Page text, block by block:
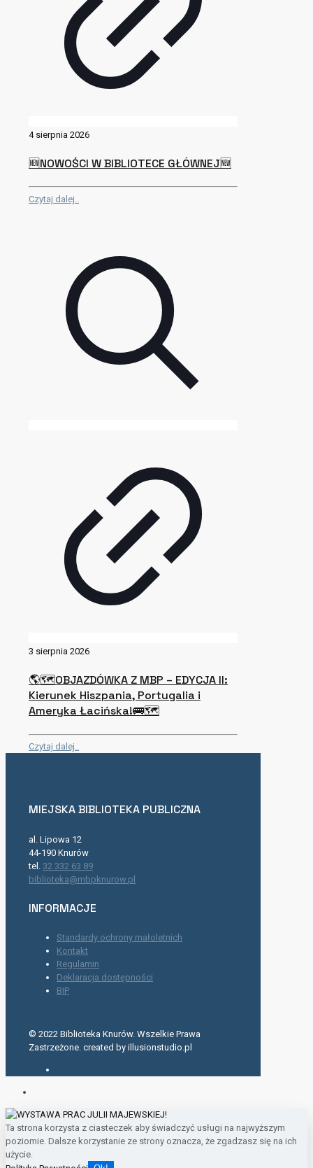
4 sierpnia 2026
🆕NOWOŚCI W BIBLIOTECE GŁÓWNEJ🆕
Czytaj dalej..
3 sierpnia 2026
🌎🗺OBJAZDÓWKA Z MBP – EDYCJA II:
Kierunek Hiszpania, Portugalia i
Ameryka Łacińska!🚌🗺
Czytaj dalej..
MIEJSKA BIBLIOTEKA PUBLICZNA
al. Lipowa 12
44-190 Knurów
tel. 32 332 63 89
biblioteka@mbpknurow.pl
INFORMACJE
Standardy ochrony małoletnich
Kontakt
Regulamin
Deklaracja dostępności
BIP
© 2022 Biblioteka Knurów. Wszelkie Prawa
Zastrzeżone. created by illusionstudio.pl
Ta strona korzysta z ciasteczek aby świadczyć usługi na najwyższym
poziomie. Dalsze korzystanie ze strony oznacza, że zgadzasz się na ich
użycie.